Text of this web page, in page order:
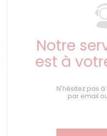
Notre
est à
N'hésitez pas
par email